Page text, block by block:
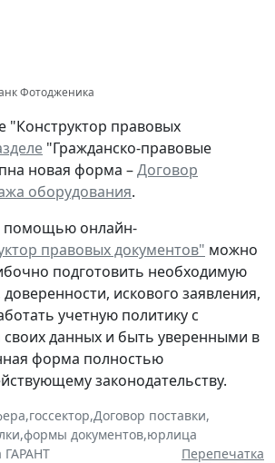
Фотодженика
"Конструктор правовых
"Гражданско-правовые
новая форма –Договор
оборудования.
помощью онлайн-
правовых документов" можно
подготовить необходимую
искового заявления,
учетную политику с
данных и быть уверенными в
форма полностью
законодательству.
,госсектор,Договор поставки,
,формы документов,юрлица
ГАРАНТ
Перепечатка